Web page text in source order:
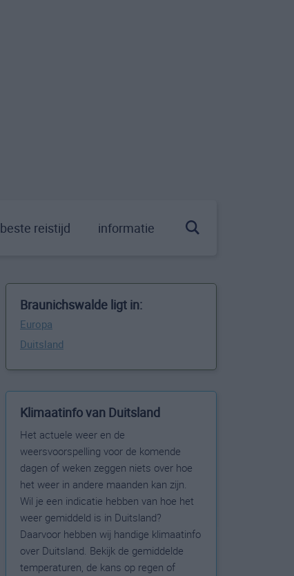
beste reistijd informatie
Braunichswalde ligt in:
Europa
Duitsland
Klimaatinfo van Duitsland
Het actuele weer en de
weersvoorspelling voor de komende
dagen of weken zeggen niets over hoe
het weer in andere maanden kan zijn.
Wil je een indicatie hebben van hoe het
weer gemiddeld is in Duitsland?
Daarvoor hebben wij handige klimaatinfo
over Duitsland. Bekijk de gemiddelde
temperaturen, de kans op regen of